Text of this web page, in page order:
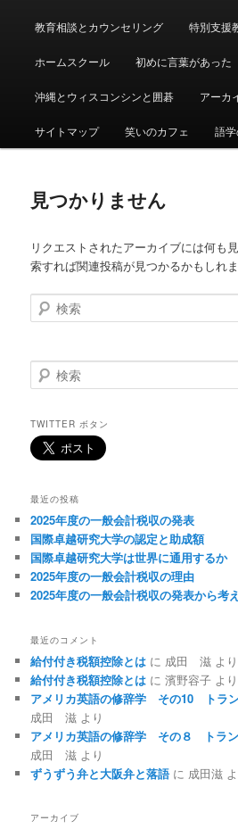
教育相談とカウンセリング 特別支援
ホームスクール 初めに言葉があった
沖縄とウィスコンシンと囲碁 アーカ
サイトマップ 笑いのカフェ 語
見つかりません
リクエストされたアーカイブには何も
索すれば関連投稿が見つかるかもしれま
検
索
検
索
TWITTER ボタン
最近の投稿
2025年度の一般会計税収の発表
国際卓越研究大学の認定と助成額
国際卓越研究大学は世界に通用するか
2025年度の一般会計税収の理由
2025年度の一般会計税収の発表から考
最近のコメント
給付付き税額控除とは に 成田 滋 より
給付付き税額控除とは に濱野容子 より
アメリカ英語の修辞学 その10 トラ
成田 滋 より
アメリカ英語の修辞学 その８ トラ
成田 滋 より
ずうずう弁と大阪弁と落語に 成田滋
アーカイブ